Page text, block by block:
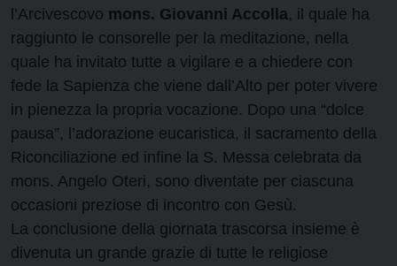
l’Arcivescovo mons. Giovanni Accolla, il quale ha
raggiunto le consorelle per la meditazione, nella
quale ha invitato tutte a vigilare e a chiedere con
fede la Sapienza che viene dall’Alto per poter vivere
in pienezza la propria vocazione. Dopo una “dolce
pausa”, l’adorazione eucaristica, il sacramento della
Riconciliazione ed infine la S. Messa celebrata da
mons. Angelo Oteri, sono diventate per ciascuna
occasioni preziose di incontro con Gesù.
La conclusione della giornata trascorsa insieme è
divenuta un grande grazie di tutte le religiose